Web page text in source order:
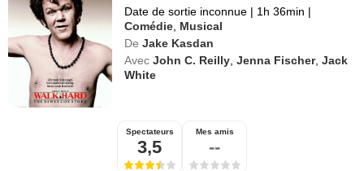
Date de sortie inconnue | 1h 36min |
Comédie Musical
De Jake Kasdan
Avec John C. Reilly ,Jenna Fischer,Jack
White
Spectateurs
3,5
Mes amis
--